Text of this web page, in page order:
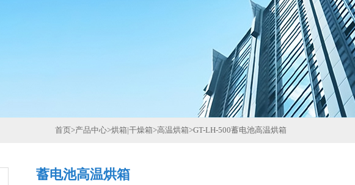
首页>产品中心>烘箱|干燥箱>高温烘箱>GT-LH-500蓄电池高温烘箱
蓄电池高温烘箱